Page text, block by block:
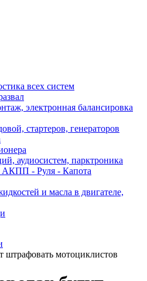
всех систем
электронная балансировка
стартеров, генераторов
аудиосистем, парктроника
- Руля - Капота
и масла в двигателе,
штрафовать мотоциклистов